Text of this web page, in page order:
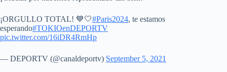
¡ORGULLO TOTAL! 💙🤍#Paris2024, te estamos
esperando#TOKIOenDEPORTV
pic.twitter.com/16iDR4RmHp
— DEPORTV (@canaldeportv) September 5, 2021